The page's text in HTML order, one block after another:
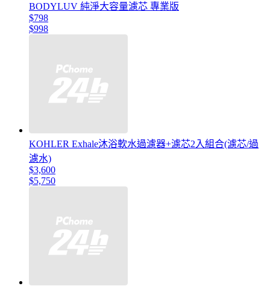
BODYLUV 純淨大容量濾芯 專業版
$798
$998
KOHLER Exhale沐浴軟水過濾器+濾芯2入組合(濾芯/過
濾水)
$3,600
$5,750